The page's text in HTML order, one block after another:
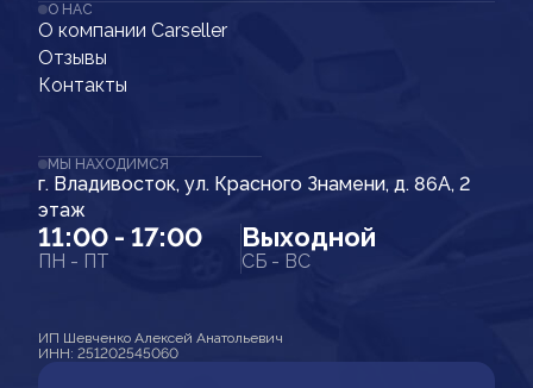
О НАС
О компании Carseller
Отзывы
Контакты
МЫ НАХОДИМСЯ
г. Владивосток, ул. Красного Знамени, д. 86А, 2
этаж
11:00 - 17:00
ПН - ПТ
Выходной
СБ - ВС
ИП Шевченко Алексей Анатольевич
ИНН: 251202545060